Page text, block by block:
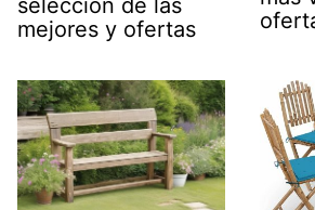
selección de las
mejores y ofertas